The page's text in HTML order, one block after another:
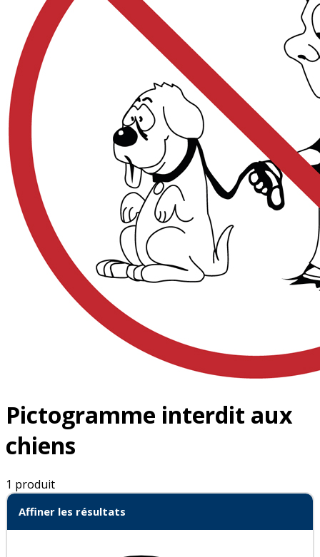
Pictogramme interdit aux
chiens
1 produit
Affiner les résultats